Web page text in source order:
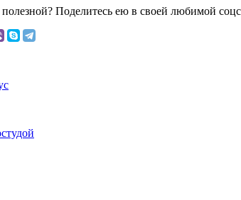
полезной? Поделитесь ею в своей любимой